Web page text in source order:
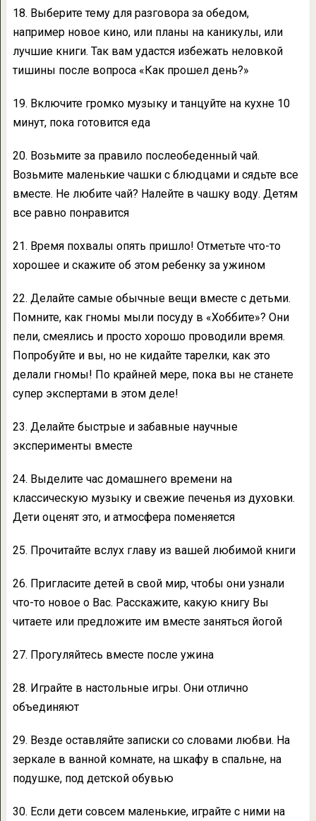
18. Выберите тему для разговора за обедом,
например новое кино, или планы на каникулы, или
лучшие книги. Так вам удастся избежать неловкой
тишины после вопроса «Как прошел день?»
19. Включите громко музыку и танцуйте на кухне 10
минут, пока готовится еда
20. Возьмите за правило послеобеденный чай.
Возьмите маленькие чашки с блюдцами и сядьте все
вместе. Не любите чай? Налейте в чашку воду. Детям
все равно понравится
21. Время похвалы опять пришло! Отметьте что-то
хорошее и скажите об этом ребенку за ужином
22. Делайте самые обычные вещи вместе с детьми.
Помните, как гномы мыли посуду в «Хоббите»? Они
пели, смеялись и просто хорошо проводили время.
Попробуйте и вы, но не кидайте тарелки, как это
делали гномы! По крайней мере, пока вы не станете
супер экспертами в этом деле!
23. Делайте быстрые и забавные научные
эксперименты вместе
24. Выделите час домашнего времени на
классическую музыку и свежие печенья из духовки.
Дети оценят это, и атмосфера поменяется
25. Прочитайте вслух главу из вашей любимой книги
26. Пригласите детей в свой мир, чтобы они узнали
что-то новое о Вас. Расскажите, какую книгу Вы
читаете или предложите им вместе заняться йогой
27. Прогуляйтесь вместе после ужина
28. Играйте в настольные игры. Они отлично
объединяют
29. Везде оставляйте записки со словами любви. На
зеркале в ванной комнате, на шкафу в спальне, на
подушке, под детской обувью
30. Если дети совсем маленькие, играйте с ними на